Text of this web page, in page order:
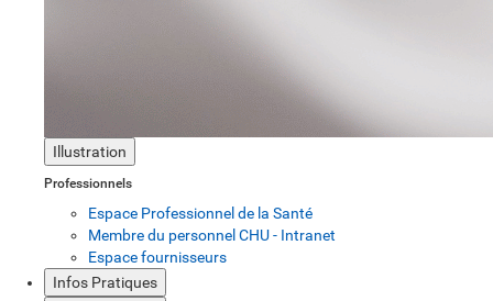
Illustration
Professionnels
Espace Professionnel de la Santé
Membre du personnel CHU - Intranet
Espace fournisseurs
Infos Pratiques